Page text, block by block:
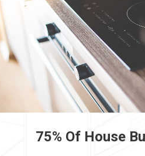
75% Of House